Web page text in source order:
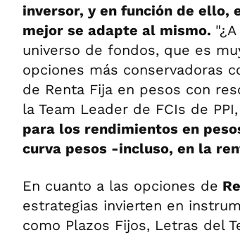
inversor, y en función de ello,
mejor se adapte al mismo.
universo de fondos, que es
opciones más conservadoras
de Renta Fija en pesos con
la Team Leader de FCIs de PPI,
para los rendimientos en
curva pesos -incluso, en la
En cuanto a las opciones de
estrategias invierten en
como Plazos Fijos, Letras del